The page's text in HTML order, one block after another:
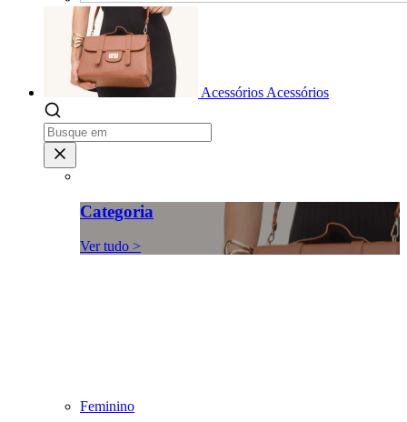
Acessórios Acessórios
Categoria
Ver tudo >
Feminino